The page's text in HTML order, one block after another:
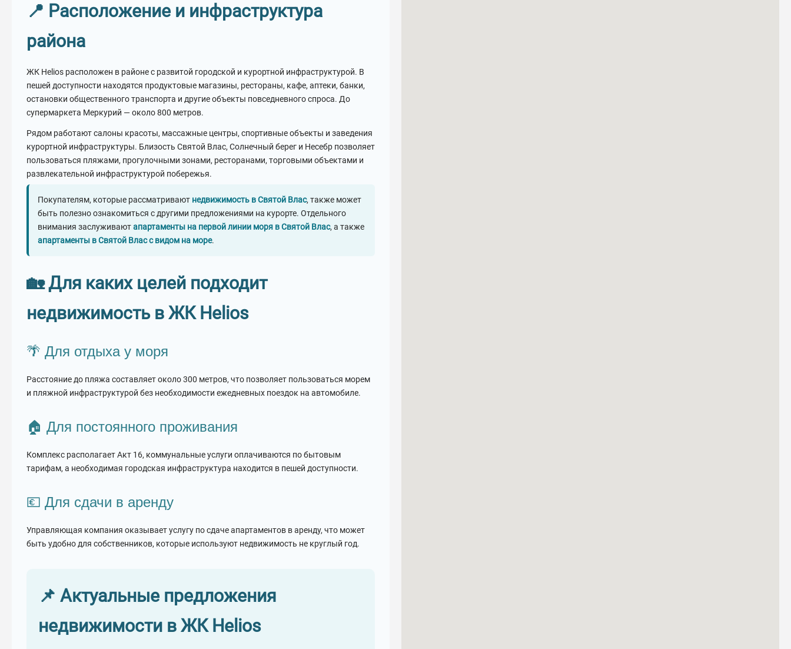
📍 Расположение и инфраструктура
района
ЖК Helios расположен в районе с развитой городской и курортной инфраструктурой. В
пешей доступности находятся продуктовые магазины, рестораны, кафе, аптеки, банки,
остановки общественного транспорта и другие объекты повседневного спроса. До
супермаркета Меркурий — около 800 метров.
Рядом работают салоны красоты, массажные центры, спортивные объекты и заведения
курортной инфраструктуры. Близость Святой Влас, Солнечный берег и Несебр позволяет
пользоваться пляжами, прогулочными зонами, ресторанами, торговыми объектами и
развлекательной инфраструктурой побережья.
Покупателям, которые рассматривают недвижимость в Святой Влас, также может
быть полезно ознакомиться с другими предложениями на курорте. Отдельного
внимания заслуживаютапартаменты на первой линии моря в Святой Влас, а также
апартаменты в Святой Влас с видом на море.
🏡 Для каких целей подходит
недвижимость в ЖК Helios
🌴 Для отдыха у моря
Расстояние до пляжа составляет около 300 метров, что позволяет пользоваться морем
и пляжной инфраструктурой без необходимости ежедневных поездок на автомобиле.
🏠 Для постоянного проживания
Комплекс располагает Акт 16, коммунальные услуги оплачиваются по бытовым
тарифам, а необходимая городская инфраструктура находится в пешей доступности.
💶 Для сдачи в аренду
Управляющая компания оказывает услугу по сдаче апартаментов в аренду, что может
быть удобно для собственников, которые используют недвижимость не круглый год.
📌 Актуальные предложения
недвижимости в ЖК Helios